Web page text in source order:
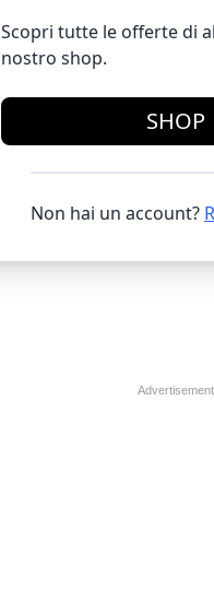
Scopri tutte le offerte di
nostro shop.
SHOP
Non hai un account?